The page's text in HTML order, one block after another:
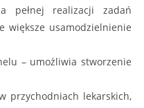
pełnej realizacji zadań
większe usamodzielnienie
– umożliwia stworzenie
przychodniach lekarskich,